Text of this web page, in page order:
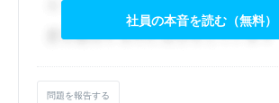
社員の本音を読む（無料）
問題を報告する